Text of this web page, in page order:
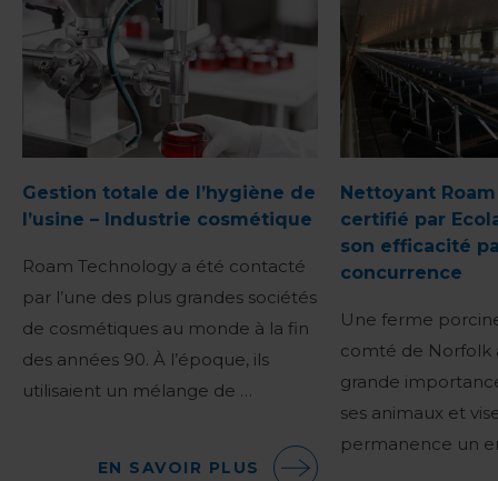
Gestion totale de l’hygiène de
l’usine – Industrie cosmétique
Roam Technology a été contacté
par l’une des plus grandes sociétés
de cosmétiques au monde à la fin
des années 90. À l’époque, ils
utilisaient un mélange de …
EN SAVOIR PLUS
Nettoyant
certifié par
son efficacité
concurrence
Une ferme
comté de Norfolk
grande
ses animaux et
permanence un